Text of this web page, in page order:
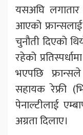
यसअघि
आएको
चुनौती दिएको
रहेको
भएपछि
सहायक रेफ्री
पेनाल्टीलाई
अग्रता दिलाए।